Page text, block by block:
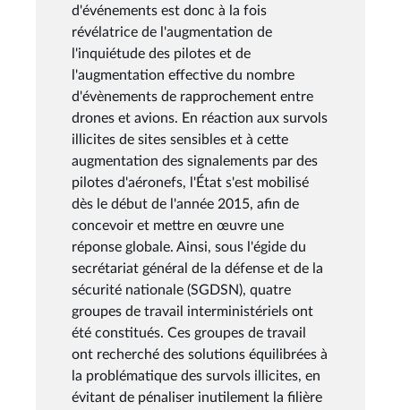
d'événements est donc à la fois
révélatrice de l'augmentation de
l'inquiétude des pilotes et de
l'augmentation effective du nombre
d'évènements de rapprochement entre
drones et avions. En réaction aux survols
illicites de sites sensibles et à cette
augmentation des signalements par des
pilotes d'aéronefs, l'État s'est mobilisé
dès le début de l'année 2015, afin de
concevoir et mettre en œuvre une
réponse globale. Ainsi, sous l'égide du
secrétariat général de la défense et de la
sécurité nationale (SGDSN), quatre
groupes de travail interministériels ont
été constitués. Ces groupes de travail
ont recherché des solutions équilibrées à
la problématique des survols illicites, en
évitant de pénaliser inutilement la filière